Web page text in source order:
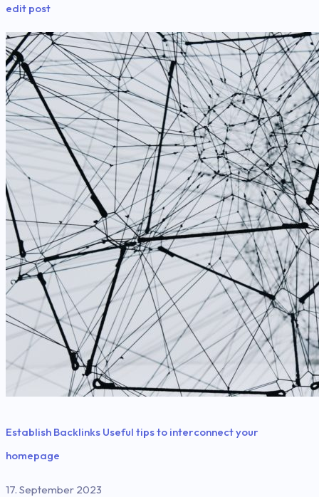
edit post
Establish Backlinks Useful tips to interconnect your
homepage
17. September 2023